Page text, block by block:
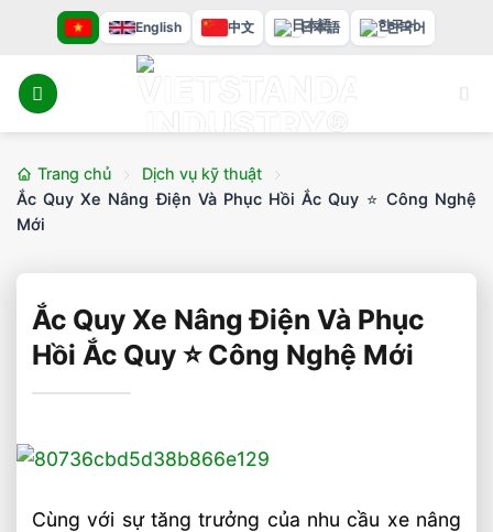
nội
dung
English 中文 日本語 한국어
Trang chủ
Dịch vụ kỹ thuật
Ắc Quy Xe Nâng Điện Và Phục Hồi Ắc Quy ⭐️ Công Nghệ
Mới
Ắc Quy Xe Nâng Điện Và Phục
Hồi Ắc Quy ⭐️ Công Nghệ Mới
Cùng với sự tăng trưởng của nhu cầu xe nâng